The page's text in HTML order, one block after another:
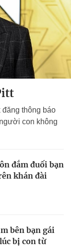
thông báo
con không
đắm đuối bạn
khán đài
bên bạn gái
bị con từ